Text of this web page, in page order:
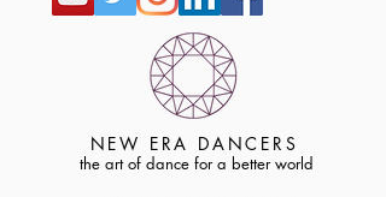
NEW ERA DANCERS
the art of dance for a better world